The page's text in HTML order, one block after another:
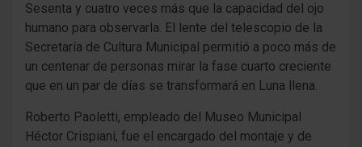
Sesenta y cuatro veces más que la capacidad del ojo
humano para observarla. El lente del telescopio de la
Secretaría de Cultura Municipal permitió a poco más de
un centenar de personas mirar la fase cuarto creciente
que en un par de días se transformará en Luna llena.
Roberto Paoletti, empleado del Museo Municipal
Héctor Crispiani, fue el encargado del montaje y de